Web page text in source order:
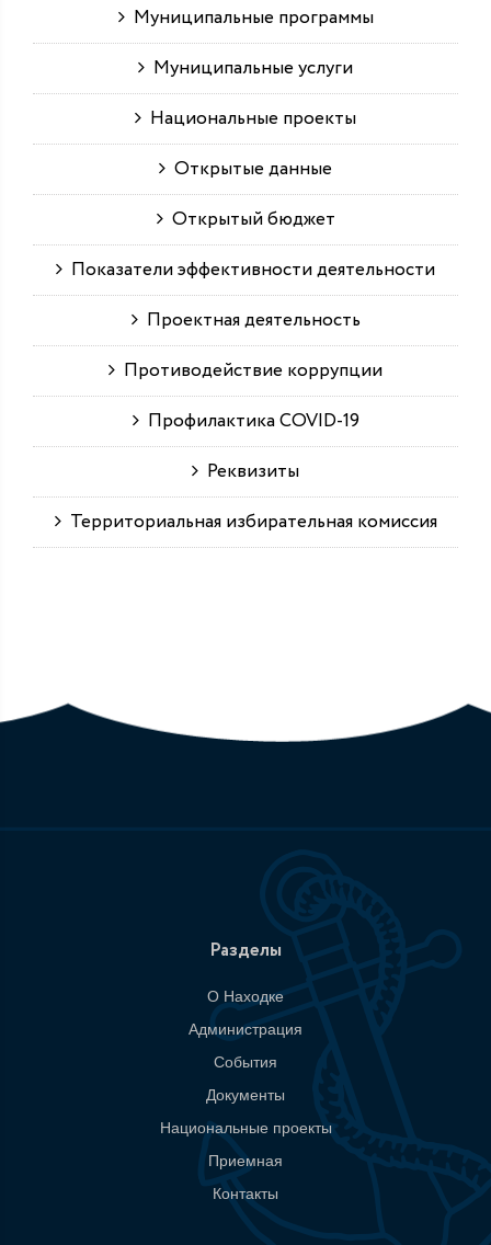
Муниципальные программы
Муниципальные услуги
Национальные проекты
Открытые данные
Открытый бюджет
Показатели эффективности деятельности
Проектная деятельность
Противодействие коррупции
Профилактика COVID-19
Реквизиты
Территориальная избирательная комиссия
Разделы
О Находке
Администрация
События
Документы
Национальные проекты
Приемная
Контакты